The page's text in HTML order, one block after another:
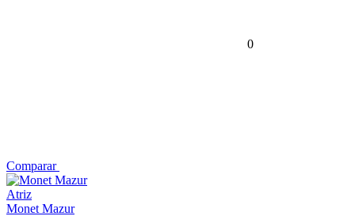
0
Comparar
Atriz
Monet Mazur